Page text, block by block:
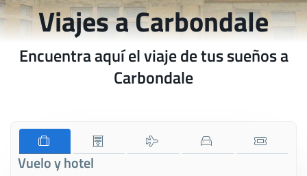
Viajes a Carbondale
Encuentra aquí el viaje de tus sueños a
Carbondale
Vuelo y hotel